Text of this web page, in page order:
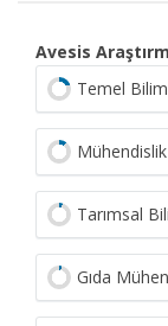
Avesis
Temel
Tarımsal
Gıda